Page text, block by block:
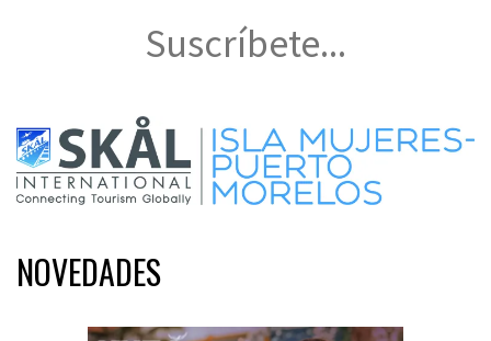
Suscríbete...
NOVEDADES